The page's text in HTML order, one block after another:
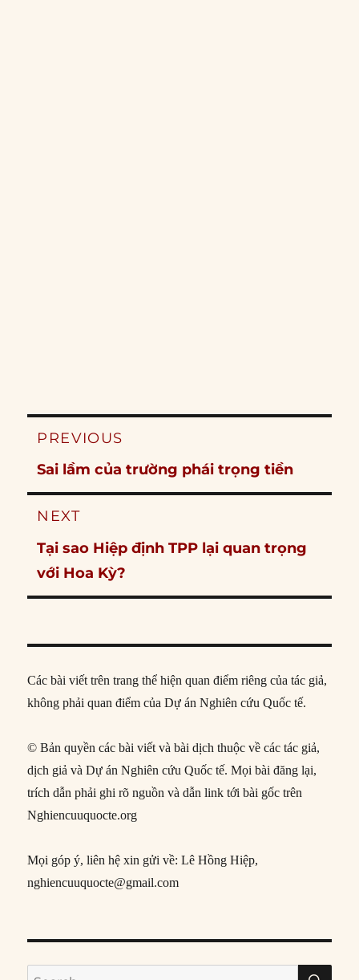
Post
PREVIOUS
Previous
post:
Sai lầm của trường phái trọng tiền
NEXT
Next
post:
Tại sao Hiệp định TPP lại quan trọng
với Hoa Kỳ?
Các bài viết trên trang thể hiện quan điểm riêng của tác giả,
không phải quan điểm của Dự án Nghiên cứu Quốc tế.
© Bản quyền các bài viết và bài dịch thuộc về các tác giả,
dịch giả và Dự án Nghiên cứu Quốc tế. Mọi bài đăng lại,
trích dẫn phải ghi rõ nguồn và dẫn link tới bài gốc trên
Nghiencuuquocte.org
Mọi góp ý, liên hệ xin gửi về: Lê Hồng Hiệp,
nghiencuuquocte@gmail.com
Search